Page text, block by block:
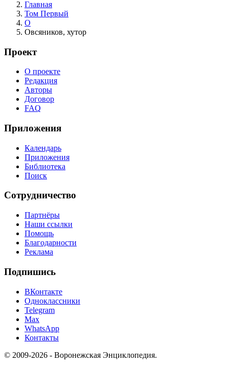
Главная
Том Первый
О
Овсяников, хутор
Проект
О проекте
Редакция
Авторы
Договор
FAQ
Приложения
Календарь
Приложения
Библиотека
Поиск
Сотрудничество
Партнёры
Наши ссылки
Помощь
Благодарности
Реклама
Подпишись
ВКонтакте
Одноклассники
Telegram
Max
WhatsApp
Контакты
© 2009-2026 - Воронежская Энциклопедия.